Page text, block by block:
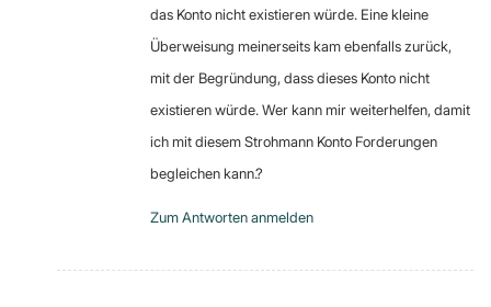
das Konto nicht existieren würde. Eine kleine
Überweisung meinerseits kam ebenfalls zurück,
mit der Begründung, dass dieses Konto nicht
existieren würde. Wer kann mir weiterhelfen, damit
ich mit diesem Strohmann Konto Forderungen
begleichen kann.?
Zum Antworten anmelden